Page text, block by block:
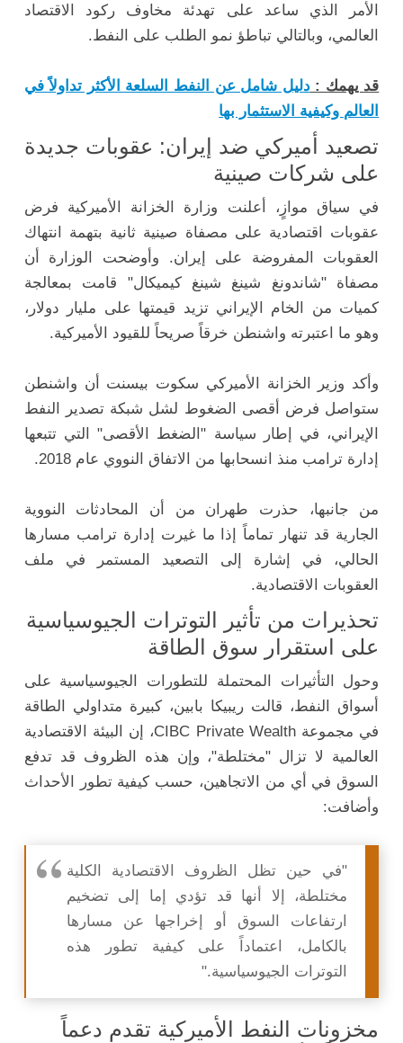
الأمر الذي ساعد على تهدئة مخاوف ركود الاقتصاد
العالمي، وبالتالي تباطؤ نمو الطلب على النفط.
قد يهمك :دليل شامل عن النفط السلعة الأكثر تداولاً في
العالم وكيفية الاستثمار بها
تصعيد أميركي ضد إيران: عقوبات جديدة
على شركات صينية
في سياق موازٍ، أعلنت وزارة الخزانة الأميركية فرض
عقوبات اقتصادية على مصفاة صينية ثانية بتهمة انتهاك
العقوبات المفروضة على إيران. وأوضحت الوزارة أن
مصفاة "شاندونغ شينغ شينغ كيميكال" قامت بمعالجة
كميات من الخام الإيراني تزيد قيمتها على مليار دولار،
وهو ما اعتبرته واشنطن خرقاً صريحاً للقيود الأميركية.
وأكد وزير الخزانة الأميركي سكوت بيسنت أن واشنطن
ستواصل فرض أقصى الضغوط لشل شبكة تصدير النفط
الإيراني، في إطار سياسة "الضغط الأقصى" التي تتبعها
إدارة ترامب منذ انسحابها من الاتفاق النووي عام 2018.
من جانبها، حذرت طهران من أن المحادثات النووية
الجارية قد تنهار تماماً إذا ما غيرت إدارة ترامب مسارها
الحالي، في إشارة إلى التصعيد المستمر في ملف
العقوبات الاقتصادية.
تحذيرات من تأثير التوترات الجيوسياسية
على استقرار سوق الطاقة
وحول التأثيرات المحتملة للتطورات الجيوسياسية على
أسواق النفط، قالت ريبيكا بابين، كبيرة متداولي الطاقة
في مجموعة CIBC Private Wealth، إن البيئة الاقتصادية
العالمية لا تزال "مختلطة"، وإن هذه الظروف قد تدفع
السوق في أي من الاتجاهين، حسب كيفية تطور الأحداث
وأضافت:
"في حين تظل الظروف الاقتصادية الكلية
مختلطة، إلا أنها قد تؤدي إما إلى تضخيم
ارتفاعات السوق أو إخراجها عن مسارها
بالكامل، اعتماداً على كيفية تطور هذه
التوترات الجيوسياسية."
مخزونات النفط الأميركية تقدم دعماً